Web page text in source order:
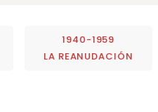
1940-1959
LA REANUDACIÓN